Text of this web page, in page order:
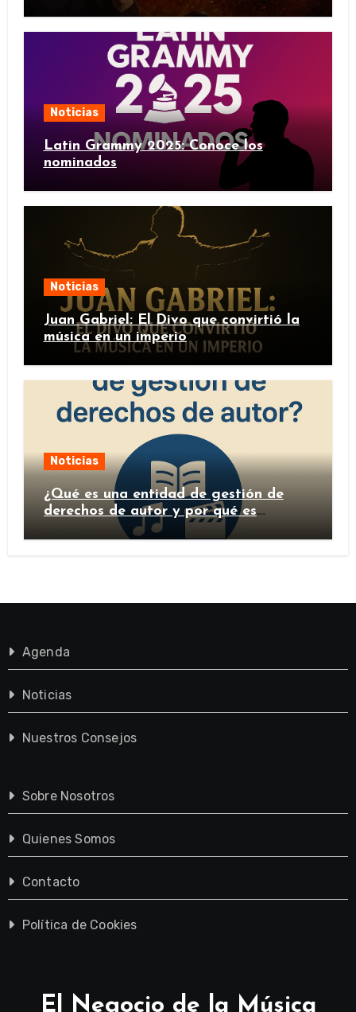
Noticias
Latin Grammy 2025: Conoce los
nominados
Noticias
Juan Gabriel: El Divo que convirtió la
música en un imperio
Noticias
¿Qué es una entidad de gestión de
derechos de autor y por qué es
importante?
Agenda
Noticias
Nuestros Consejos
Sobre Nosotros
Quienes Somos
Contacto
Política de Cookies
El Negocio de la Música